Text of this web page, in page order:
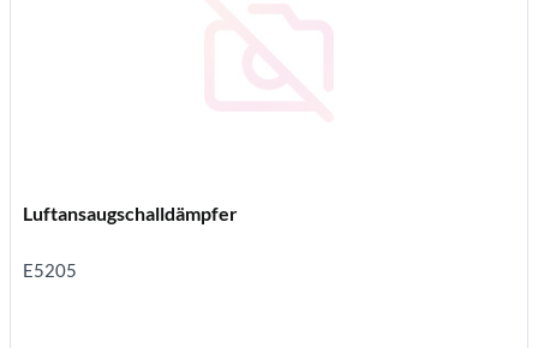
Luftansaugschalldämpfer
E5205